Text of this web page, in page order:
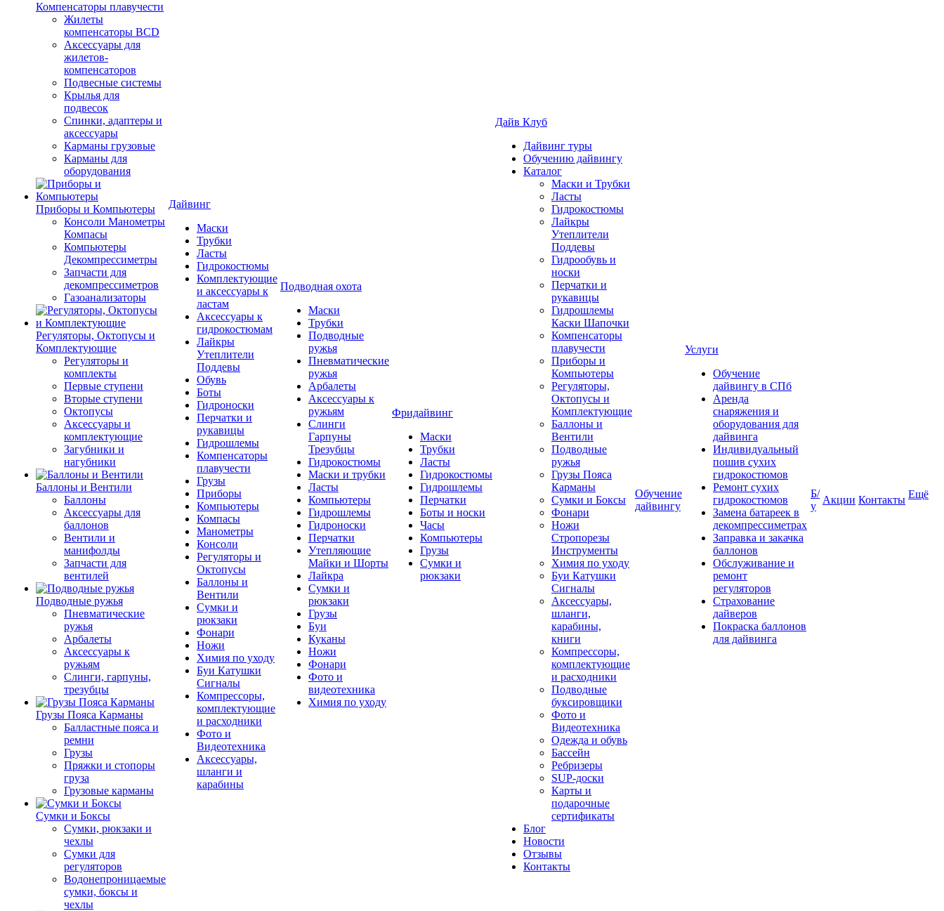
Компенсаторы плавучести
Жилеты
компенсаторы BCD
Аксессуары для
жилетов-
компенсаторов
Подвесные системы
Крылья для
подвесок
Спинки, адаптеры и
аксессуары
Карманы грузовые
Карманы для
оборудования
Приборы и Компьютеры
Консоли Манометры
Компасы
Компьютеры
Декомпрессиметры
Запчасти для
декомпрессиметров
Газоанализаторы
Регуляторы, Октопусы и
Комплектующие
Регуляторы и
комплекты
Первые ступени
Вторые ступени
Октопусы
Аксессуары и
комплектующие
Загубники и
нагубники
Баллоны и Вентили
Баллоны
Аксессуары для
баллонов
Вентили и
манифолды
Запчасти для
вентилей
Подводные ружья
Пневматические
ружья
Арбалеты
Аксессуары к
ружьям
Слинги, гарпуны,
трезубцы
Грузы Пояса Карманы
Балластные пояса и
ремни
Грузы
Пряжки и стопоры
груза
Грузовые карманы
Сумки и Боксы
Сумки, рюкзаки и
чехлы
Сумки для
регуляторов
Водонепроницаемые
сумки, боксы и
чехлы
Дайвинг
Маски
Трубки
Ласты
Гидрокостюмы
Комплектующие
и аксессуары к
ластам
Аксессуары к
гидрокостюмам
Лайкры
Утеплители
Поддевы
Обувь
Боты
Гидроноски
Перчатки и
рукавицы
Гидрошлемы
Компенсаторы
плавучести
Грузы
Приборы
Компьютеры
Компасы
Манометры
Консоли
Регуляторы и
Октопусы
Баллоны и
Вентили
Сумки и
рюкзаки
Фонари
Ножи
Химия по уходу
Буи Катушки
Сигналы
Компрессоры,
комплектующие
и расходники
Фото и
Видеотехника
Аксессуары,
шланги и
карабины
Подводная охота
Маски
Трубки
Подводные
ружья
Пневматические
ружья
Арбалеты
Аксессуары к
ружьям
Слинги
Гарпуны
Трезубцы
Гидрокостюмы
Маски и трубки
Ласты
Компьютеры
Гидрошлемы
Гидроноски
Перчатки
Утепляющие
Майки и Шорты
Лайкра
Сумки и
рюкзаки
Грузы
Буи
Куканы
Ножи
Фонари
Фото и
видеотехника
Химия по уходу
Фридайвинг
Маски
Трубки
Ласты
Гидрокостюмы
Гидрошлемы
Перчатки
Боты и носки
Часы
Компьютеры
Грузы
Сумки и
рюкзаки
Дайв Клуб
Дайвинг туры
Обучению дайвингу
Каталог
Маски и Трубки
Ласты
Гидрокостюмы
Лайкры
Утеплители
Поддевы
Гидрообувь и
носки
Перчатки и
рукавицы
Гидрошлемы
Каски Шапочки
Компенсаторы
плавучести
Приборы и
Компьютеры
Регуляторы,
Октопусы и
Комплектующие
Баллоны и
Вентили
Подводные
ружья
Грузы Пояса
Карманы
Сумки и Боксы
Фонари
Ножи
Стропорезы
Инструменты
Химия по уходу
Буи Катушки
Сигналы
Аксессуары,
шланги,
карабины,
книги
Компрессоры,
комплектующие
и расходники
Подводные
буксировщики
Фото и
Видеотехника
Одежда и обувь
Бассейн
Ребризеры
SUP-доски
Карты и
подарочные
сертификаты
Блог
Новости
Отзывы
Контакты
Обучение
дайвингу
Услуги
Обучение
дайвингу в СПб
Аренда
снаряжения и
оборудования для
дайвинга
Индивидуальный
пошив сухих
гидрокостюмов
Ремонт сухих
гидрокостюмов
Замена батареек в
декомпрессиметрах
Заправка и закачка
баллонов
Обслуживание и
ремонт
регуляторов
Страхование
дайверов
Покраска баллонов
для дайвинга
Б/
у
Акции Контакты Ещё